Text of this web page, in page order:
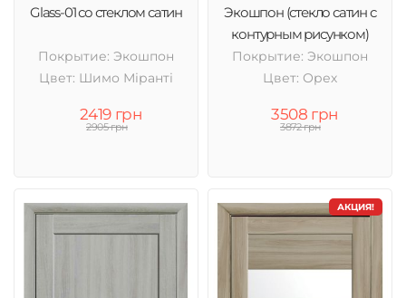
Glass-01 со стеклом сатин
Покрытие: Экошпон
Цвет: Шимо Міранті
2419 грн
2905 грн
Экошпон (стекло сатин с
контурным рисунком)
Покрытие: Экошпон
Цвет: Орех
3508 грн
3872 грн
АКЦИЯ!